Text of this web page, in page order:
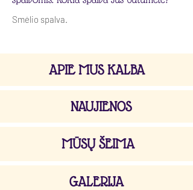
Smėlio spalva.
APIE MUS KALBA
NAUJIENOS
MŪSŲ ŠEIMA
GALERIJA